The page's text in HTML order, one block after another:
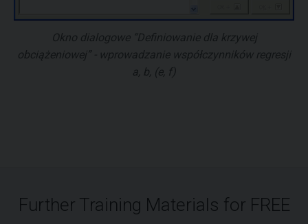
Okno dialogowe “Definiowanie dla krzywej
obciążeniowej” - wprowadzanie współczynników regresji
a, b, (e, f)
Further Training Materials for FREE